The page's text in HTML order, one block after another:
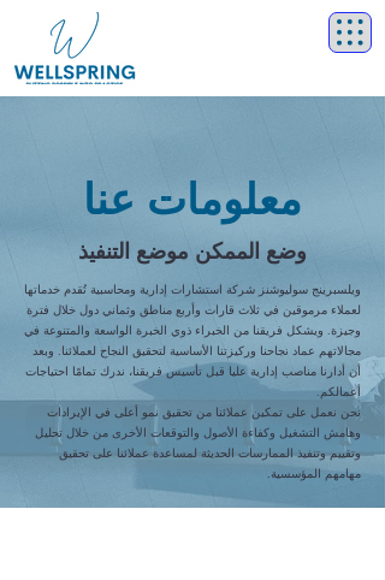
معلومات عنا
وضع الممكن موضع التنفيذ
ويلسبرينج سوليوشنز شركة استشارات إدارية ومحاسبية تُقدم خدماتها
لعملاء مرموقين في ثلاث قارات وأربع مناطق وثماني دول خلال فترة
وجيزة. ويشكل فريقنا من الخبراء ذوي الخبرة الواسعة والمتنوعة في
مجالاتهم عماد نجاحنا وركيزتنا الأساسية لتحقيق النجاح لعملائنا. وبعد
أن أدارنا مناصب إدارية عليا قبل تأسيس فريقنا، ندرك تمامًا احتياجات
أعمالكم.
نحن نعمل على تمكين عملائنا من تحقيق نمو أعلى في الإيرادات
وهامش التشغيل وكفاءة الأصول والتوقعات الأخرى من خلال تحليل
وتقييم وتنفيذ الممارسات الحديثة لمساعدة عملائنا على تحقيق
مهامهم المؤسسية.